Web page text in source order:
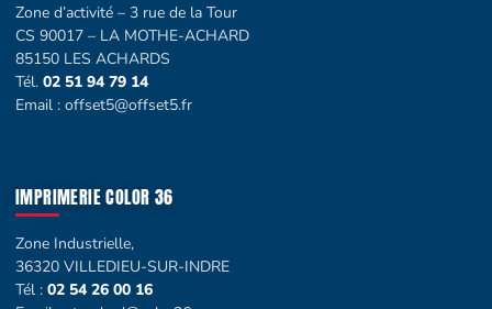
Zone d’activité – 3 rue de la Tour
CS 90017 – LA MOTHE-ACHARD
85150 LES ACHARDS
Tél. 02 51 94 79 14
Email : offset5@offset5.fr
IMPRIMERIE COLOR 36
Zone Industrielle,
36320 VILLEDIEU-SUR-INDRE
Tél : 02 54 26 00 16